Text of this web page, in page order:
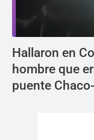
Hallaron en
hombre que
puente